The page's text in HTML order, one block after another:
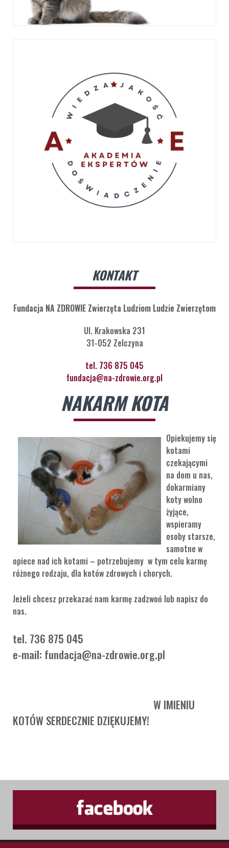
KONTAKT
Fundacja NA ZDROWIE Zwierzęta Ludziom Ludzie Zwierzętom
Ul. Krakowska 231
31-052 Zelczyna
tel. 736 875 045
fundacja@na-zdrowie.org.pl
NAKARM KOTA
Opiekujemy się
kotami
czekającymi
na dom u nas,
dokarmiany
koty wolno
żyjące,
wspieramy
osoby starsze,
samotne w
opiece nad ich kotami – potrzebujemy w tym celu karmę
różnego rodzaju, dla kotów zdrowych i chorych.
Jeżeli chcesz przekazać nam karmę zadzwoń lub napisz do
nas.
tel. 736 875 045
e-mail: fundacja@na-zdrowie.org.pl
W IMIENIU
KOTÓW SERDECZNIE DZIĘKUJEMY!